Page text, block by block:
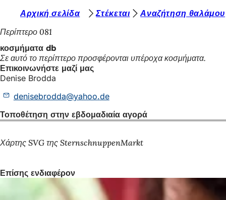
Μετάβαση στο περιεχόμενο
ρ
ί
σ
κ
ε
σ
τ
ε
δ
Αρχική σελίδα Στέκεται Αναζήτηση θαλάμου
Περίπτερο 081
κοσμήματα db
Σε αυτό το περίπτερο προσφέρονται υπέροχα κοσμήματα.
Επικοινωνήστε μαζί μας
Denise Brodda
denisebrodda
yahoo de
Τοποθέτηση στην εβδομαδιαία αγορά
Χάρτης SVG της SternschnuppenMarkt
Επίσης ενδιαφέρον